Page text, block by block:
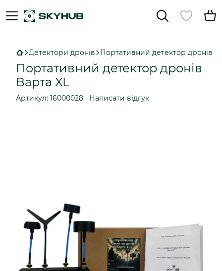
Детектори дронів Портативний детектор дронів
Портативний детектор дронів
Варта XL
Артикул: 16000028 Написати відгук